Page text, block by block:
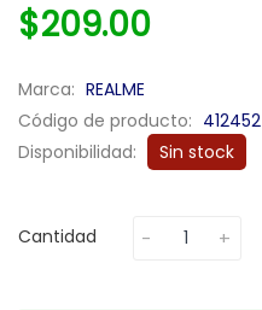
$209.00
Marca: REALME
Código de producto: 412452
Disponibilidad:
Sin stock
Cantidad